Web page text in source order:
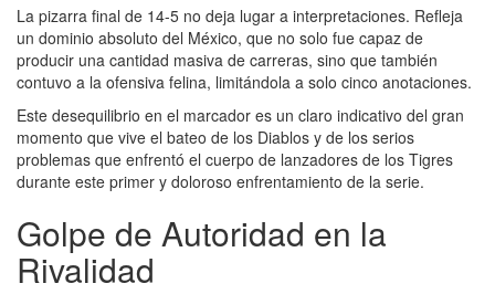
La pizarra final de 14-5 no deja lugar a interpretaciones. Refleja
un dominio absoluto del México, que no solo fue capaz de
producir una cantidad masiva de carreras, sino que también
contuvo a la ofensiva felina, limitándola a solo cinco anotaciones.
Este desequilibrio en el marcador es un claro indicativo del gran
momento que vive el bateo de los Diablos y de los serios
problemas que enfrentó el cuerpo de lanzadores de los Tigres
durante este primer y doloroso enfrentamiento de la serie.
Golpe de Autoridad en la
Rivalidad